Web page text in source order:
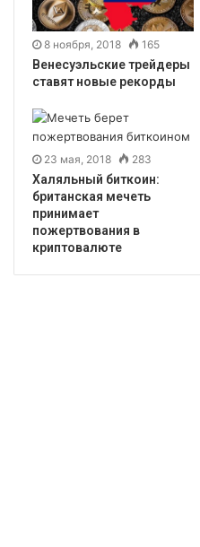
8 ноября, 2018 165
Венесуэльские трейдеры
ставят новые рекорды
23 мая, 2018 283
Халяльный биткоин:
британская мечеть
принимает
пожертвования в
криптовалюте